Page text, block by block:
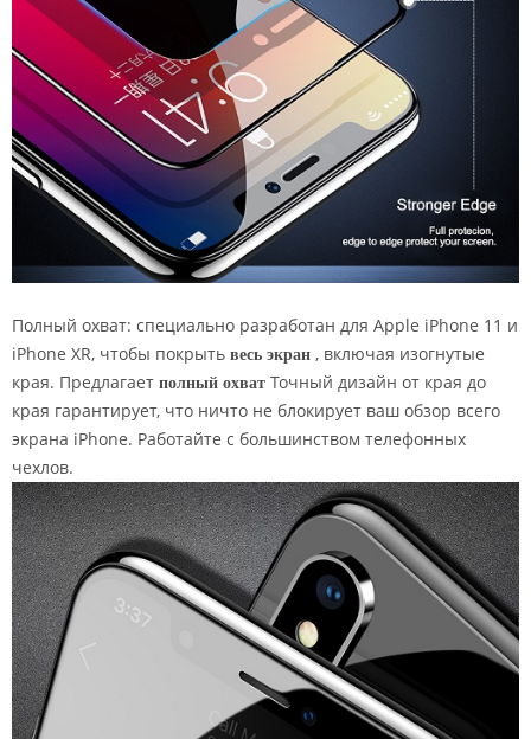
Полный охват: специально разработан для Apple iPhone 11 и
iPhone XR, чтобы покрыть весь экран , включая изогнутые
края. Предлагает полный охват Точный дизайн от края до
края гарантирует, что ничто не блокирует ваш обзор всего
экрана iPhone. Работайте с большинством телефонных
чехлов.